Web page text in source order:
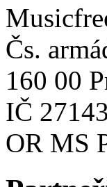
Čs.
160 00
IČ
OR MS